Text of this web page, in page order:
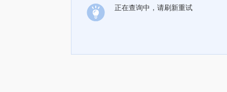
正在查询中，请刷新重试